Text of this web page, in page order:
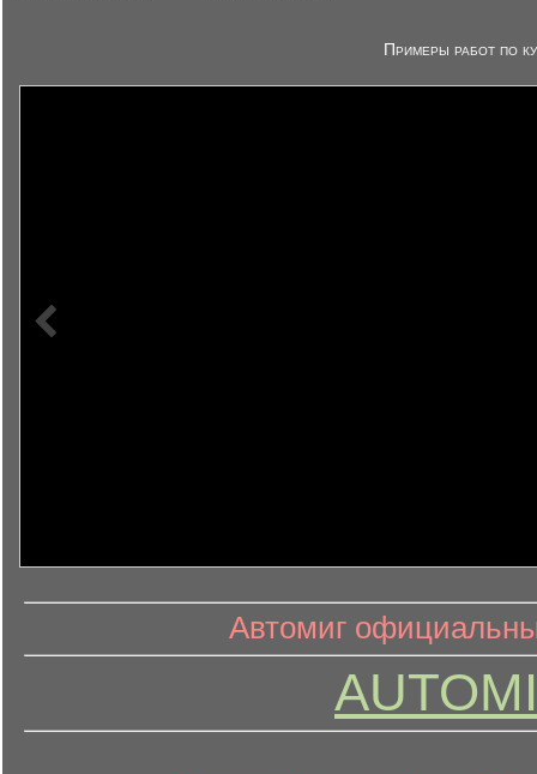
Примеры работ по
информационный контент
Автомиг